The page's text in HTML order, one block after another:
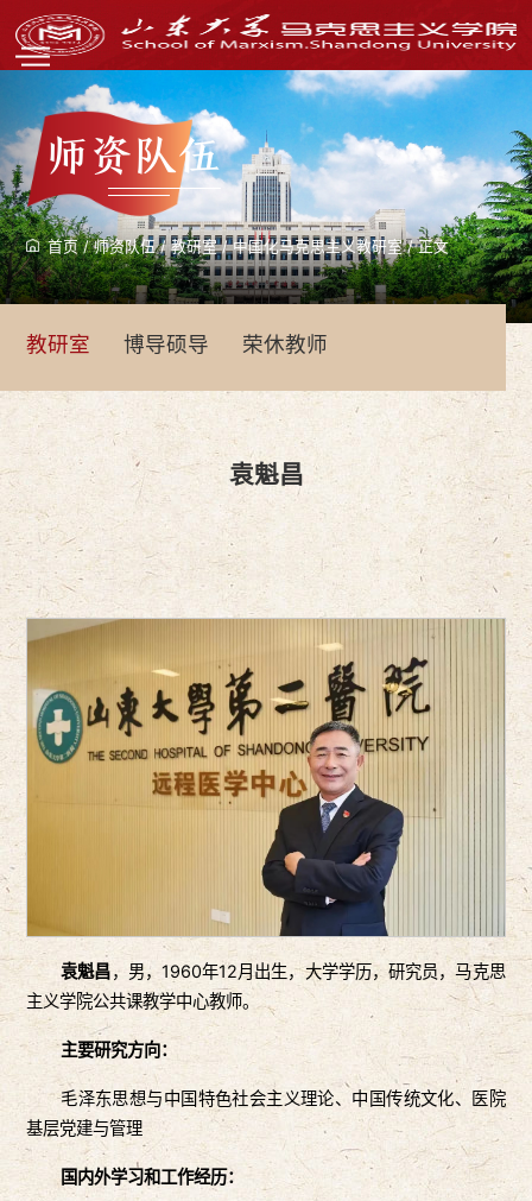
师资队伍
首页/师资队伍/教研室/中国化马克思主义教研室/正文
教研室 博导硕导 荣休教师
袁魁昌
袁魁昌，男，1960年12月出生，大学学历，研究员，马克思
主义学院公共课教学中心教师。
主要研究方向：
毛泽东思想与中国特色社会主义理论、中国传统文化、医院
基层党建与管理
国内外学习和工作经历：